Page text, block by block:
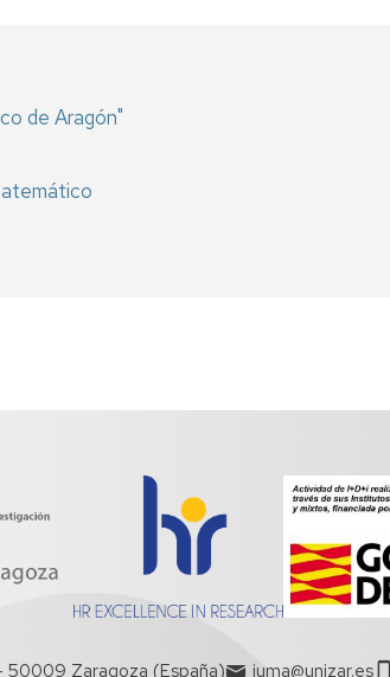
de Aragón"
50009 Zaragoza (España) iuma@unizar.es